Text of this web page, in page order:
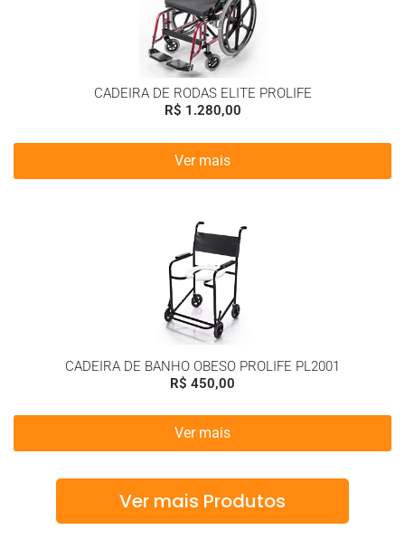
CADEIRA DE RODAS ELITE PROLIFE
R$ 1.280,00
Ver mais
CADEIRA DE BANHO OBESO PROLIFE PL2001
R$ 450,00
Ver mais
Ver mais Produtos